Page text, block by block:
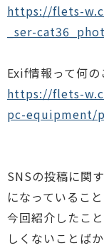
https://flets-
_ser-
Exif情報って何
https://flets-
pc-equipment/
SNSの投稿に関
になっていること
今回紹介したこ
しくないことば